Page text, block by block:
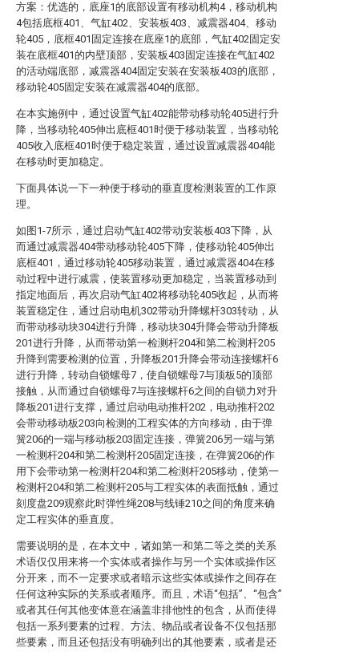
方案：优选的，底座1的底部设置有移动机构4，移动机构
4包括底框401、气缸402、安装板403、减震器404、移动
轮405，底框401固定连接在底座1的底部，气缸402固定安
装在底框401的内壁顶部，安装板403固定连接在气缸402
的活动端底部，减震器404固定安装在安装板403的底部，
移动轮405固定安装在减震器404的底部。
在本实施例中，通过设置气缸402能带动移动轮405进行升
降，当移动轮405伸出底框401时便于移动装置，当移动轮
405收入底框401时便于稳定装置，通过设置减震器404能
在移动时更加稳定。
下面具体说一下一种便于移动的垂直度检测装置的工作原
理。
如图1-7所示，通过启动气缸402带动安装板403下降，从
而通过减震器404带动移动轮405下降，使移动轮405伸出
底框401，通过移动轮405移动装置，通过减震器404在移
动过程中进行减震，使装置移动更加稳定，当装置移动到
指定地面后，再次启动气缸402将移动轮405收起，从而将
装置稳定住，通过启动电机302带动升降螺杆303转动，从
而带动移动块304进行升降，移动块304升降会带动升降板
201进行升降，从而带动第一检测杆204和第二检测杆205
升降到需要检测的位置，升降板201升降会带动连接螺杆6
进行升降，转动自锁螺母7，使自锁螺母7与顶板5的顶部
接触，从而通过自锁螺母7与连接螺杆6之间的自锁力对升
降板201进行支撑，通过启动电动推杆202，电动推杆202
会带动移动板203向检测的工程实体的方向移动，由于弹
簧206的一端与移动板203固定连接，弹簧206另一端与第
一检测杆204和第二检测杆205固定连接，在弹簧206的作
用下会带动第一检测杆204和第二检测杆205移动，使第一
检测杆204和第二检测杆205与工程实体的表面抵触，通过
刻度盘209观察此时弹性绳208与线锤210之间的角度来确
定工程实体的垂直度。
需要说明的是，在本文中，诸如第一和第二等之类的关系
术语仅仅用来将一个实体或者操作与另一个实体或操作区
分开来，而不一定要求或者暗示这些实体或操作之间存在
任何这种实际的关系或者顺序。而且，术语“包括”、“包含”
或者其任何其他变体意在涵盖非排他性的包含，从而使得
包括一系列要素的过程、方法、物品或者设备不仅包括那
些要素，而且还包括没有明确列出的其他要素，或者是还